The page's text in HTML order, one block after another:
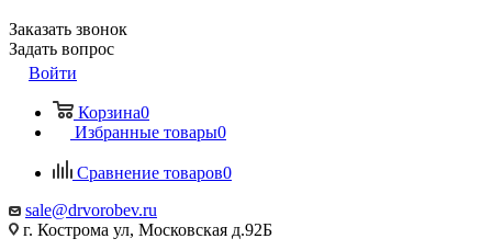
Заказать звонок
Задать вопрос
Войти
Корзина0
Избранные товары0
Сравнение товаров0
sale@drvorobev.ru
г. Кострома ул, Московская д.92Б